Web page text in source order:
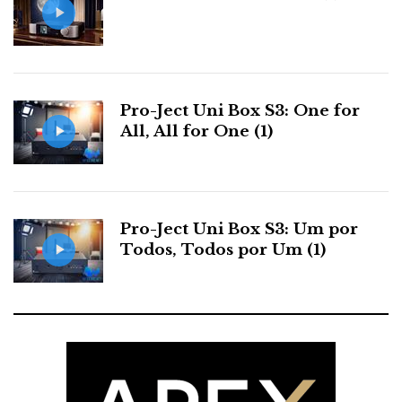
como parece - maravilhosa e doce, com a
musicalidade intrínseca que só a deusa do amor poder
Distribuidor: Delaudio
Like it? Share it.
F
c
T
i
G
o
P
Pro-Ject Uni Box S3: One for
All, All for One (1)
Pro-Ject Uni Box S3: Um por
Todos, Todos por Um (1)